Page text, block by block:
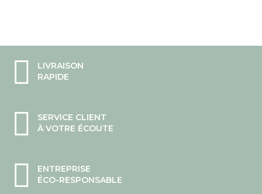
LIVRAISON
RAPIDE
SERVICE CLIENT
À VOTRE ÉCOUTE
ENTREPRISE
ÉCO-RESPONSABLE